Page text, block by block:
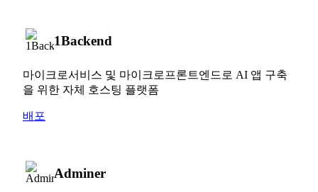
1Backend
마이크로서비스 및 마이크로프론트엔드로 AI 앱 구축
을 위한 자체 호스팅 플랫폼
배포
Adminer